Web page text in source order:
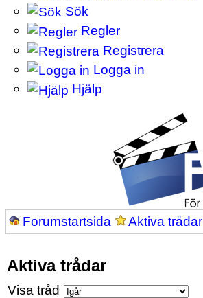
Sök
Regler
Registrera
Logga in
Hjälp
Forumstartsida Aktiva trådar
Aktiva trådar
Visa tråd